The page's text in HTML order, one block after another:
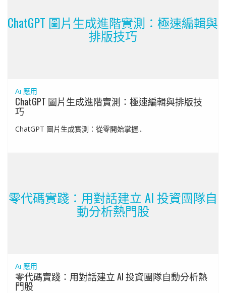
ChatGPT 圖片生成進階實測：極速編輯與
排版技巧
Ai 應用
ChatGPT 圖片生成進階實測：極速編輯與排版技
巧
ChatGPT 圖片生成實測：從零開始掌握...
零代碼實踐：用對話建立 AI 投資團隊自
動分析熱門股
Ai 應用
零代碼實踐：用對話建立 AI 投資團隊自動分析熱
門股